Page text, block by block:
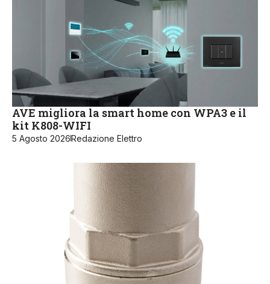
AVE migliora la smart home con WPA3 e il
kit K808-WIFI
5 Agosto 2026Redazione Elettro